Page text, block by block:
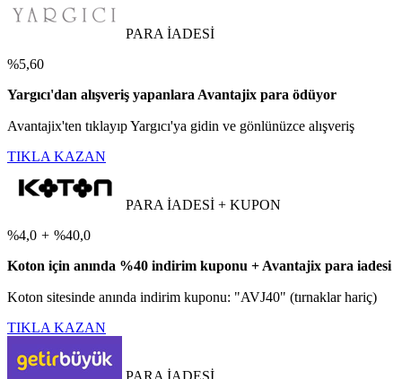
PARA İADESİ
%5,60
Yargıcı'dan alışveriş yapanlara Avantajix para ödüyor
Avantajix'ten tıklayıp Yargıcı'ya gidin ve gönlünüzce alışveriş
TIKLA KAZAN
PARA İADESİ + KUPON
%4,0 + %40,0
Koton için anında %40 indirim kuponu + Avantajix para iadesi
Koton sitesinde anında indirim kuponu: "AVJ40" (tırnaklar hariç)
TIKLA KAZAN
PARA İADESİ